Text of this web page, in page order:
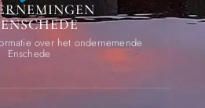
over het ondernemende
Enschede